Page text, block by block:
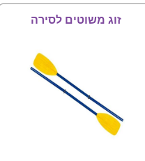
זוג משוטים לסירה